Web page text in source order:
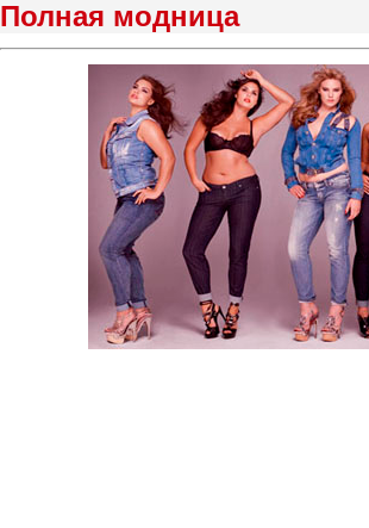
Полная модница